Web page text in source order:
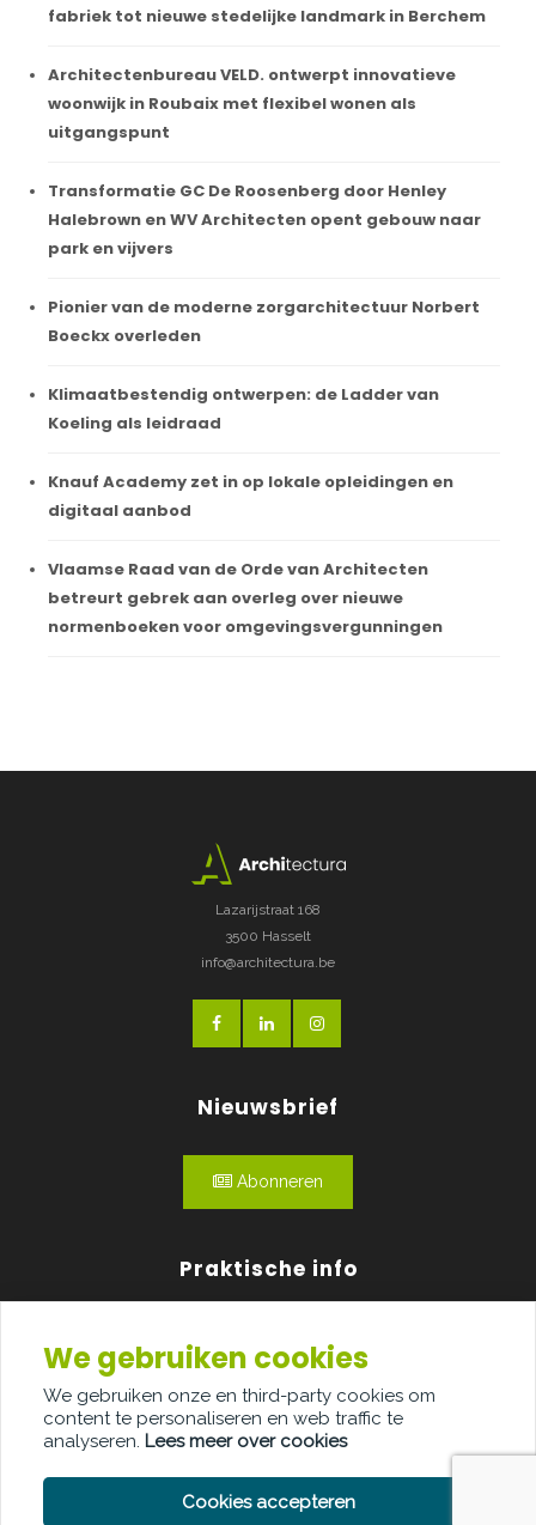
fabriek tot nieuwe stedelijke landmark in Berchem
Architectenbureau VELD. ontwerpt innovatieve
woonwijk in Roubaix met flexibel wonen als
uitgangspunt
Transformatie GC De Roosenberg door Henley
Halebrown en WV Architecten opent gebouw naar
park en vijvers
Pionier van de moderne zorgarchitectuur Norbert
Boeckx overleden
Klimaatbestendig ontwerpen: de Ladder van
Koeling als leidraad
Knauf Academy zet in op lokale opleidingen en
digitaal aanbod
Vlaamse Raad van de Orde van Architecten
betreurt gebrek aan overleg over nieuwe
normenboeken voor omgevingsvergunningen
Lazarijstraat 168
3500 Hasselt
info@architectura.be
Nieuwsbrief
Abonneren
Praktische info
Over ons
Adverteren
Contact
We gebruiken cookies
We gebruiken onze en third-party cookies om
content te personaliseren en web traffic te
analyseren. Lees meer over cookies
Cookies accepteren